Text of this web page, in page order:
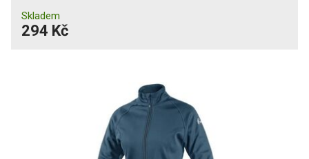
Skladem
294 Kč